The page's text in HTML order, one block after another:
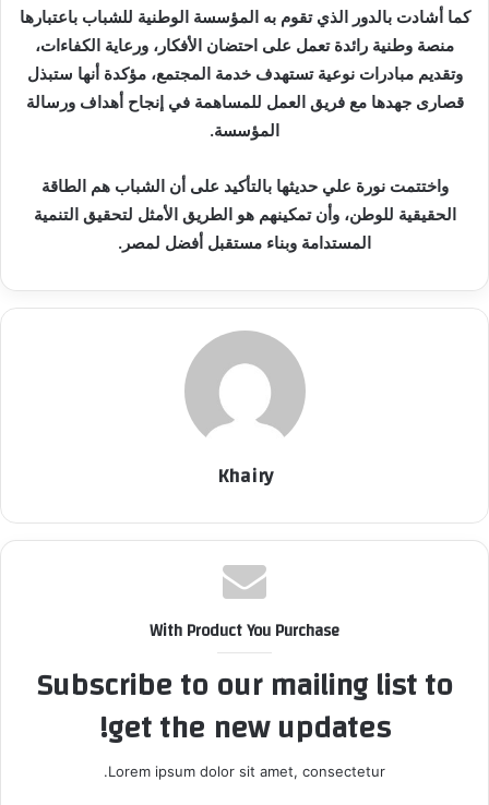
كما أشادت بالدور الذي تقوم به المؤسسة الوطنية للشباب باعتبارها
منصة وطنية رائدة تعمل على احتضان الأفكار، ورعاية الكفاءات،
وتقديم مبادرات نوعية تستهدف خدمة المجتمع، مؤكدة أنها ستبذل
قصارى جهدها مع فريق العمل للمساهمة في إنجاح أهداف ورسالة
المؤسسة.
واختتمت نورة علي حديثها بالتأكيد على أن الشباب هم الطاقة
الحقيقية للوطن، وأن تمكينهم هو الطريق الأمثل لتحقيق التنمية
المستدامة وبناء مستقبل أفضل لمصر.
Khairy
With Product You Purchase
Subscribe to our mailing list to
get the new updates!
Lorem ipsum dolor sit amet, consectetur.